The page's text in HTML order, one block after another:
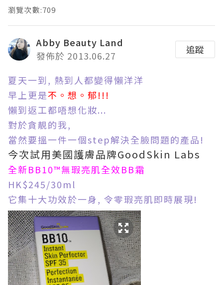
瀏覽次數:709
Abby Beauty Land
發佈於 2013.06.27
追蹤
夏天一到, 熱到人都變得懶洋洋
早上更是不。想。郁!!!
懶到返工都唔想化妝...
對於貪靚的我,
當然要搵一件一個step解決全臉問題的產品!
今次試用美國護膚品牌GoodSkin Labs
全新BB10™無瑕亮肌全效BB霜
HK$245/30ml
它集十大功效於一身, 令零瑕亮肌即時展現!